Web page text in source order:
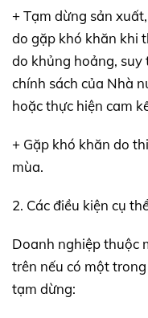
+ Tạm dừng sản
do gặp khó khăn khi
do khủng hoảng, suy
chính sách của Nhà
hoặc thực hiện cam
+ Gặp khó khăn do
mùa.
2. Các điều kiện cụ
Doanh nghiệp thuộc
trên nếu có một
tạm dừng: